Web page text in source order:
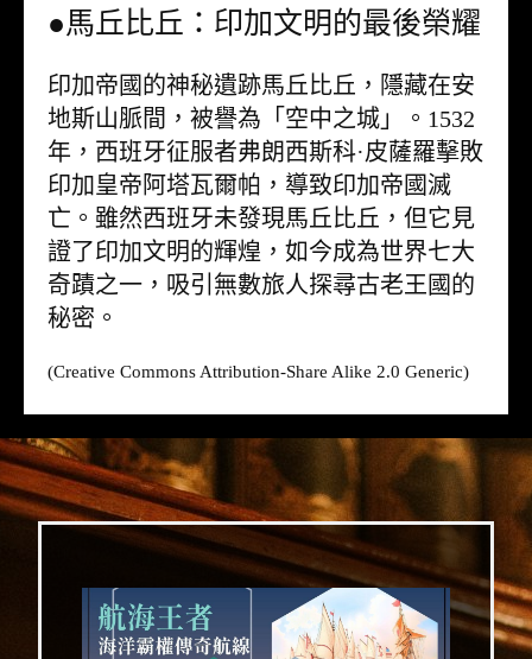
●馬丘比丘：印加文明的最後榮耀
印加帝國的神秘遺跡馬丘比丘，隱藏在安
地斯山脈間，被譽為「空中之城」。1532
年，西班牙征服者弗朗西斯科·皮薩羅擊敗
印加皇帝阿塔瓦爾帕，導致印加帝國滅
亡。雖然西班牙未發現馬丘比丘，但它見
證了印加文明的輝煌，如今成為世界七大
奇蹟之一，吸引無數旅人探尋古老王國的
秘密。
(Creative Commons Attribution-Share Alike 2.0 Generic)